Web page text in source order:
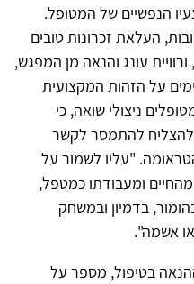
הנפשיים של המטופל.
העלאת זכרונות טובים
עונג והנאה מן המפגש,
על הזהות המקצועית
ניצולי שואה, כי
להתמסר לקשר
"עליו לשמור על
ומעבודתו כמטפל,
בדמיון ובמשחק
אשמה".
בטיפול, מספר על